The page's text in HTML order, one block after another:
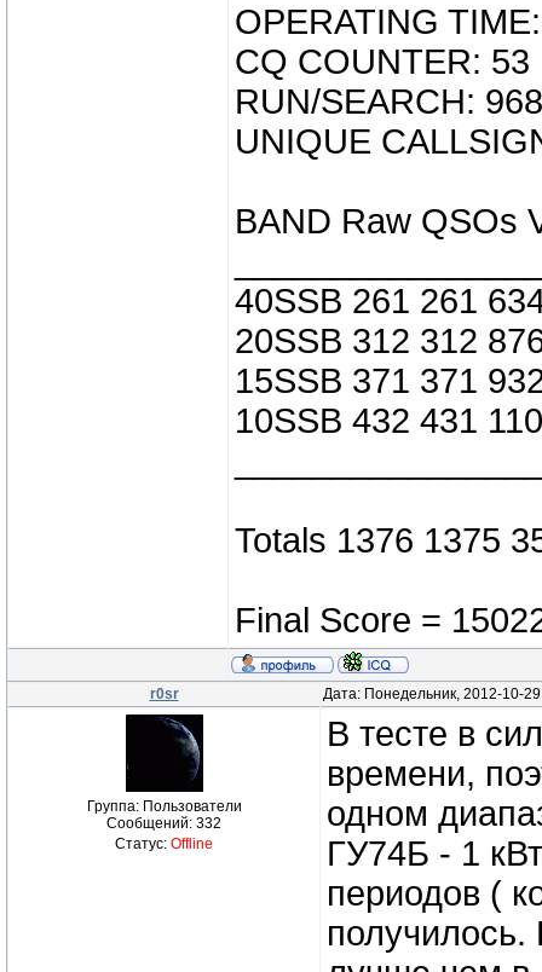
OPERATING
CQ COUNTER: 53
RUN/SEARCH:
UNIQUE
BAND Raw QSOs
40SSB 261 261
20SSB 312 312
15SSB 371 371
10SSB 432 431
Totals 1376 1375
Final Score =
r0sr Дата: Понедельник, 2012-10-
Группа: Пользователи
Сообщений: 332
Статус: Offline
В тесте в
времени,
одном
ГУ74Б - 1
периодов (